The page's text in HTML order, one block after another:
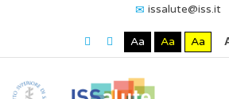
issalute@iss.it
Aa Aa Aa